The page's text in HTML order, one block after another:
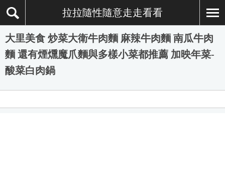
拉拉隨性隨意走走看看
大里美食 炒菜大衛牛肉麵 麻辣牛肉麵 南瓜牛肉
麵 還有煙燻魔爪麵與多樣小菜都推薦 加映年菜-
酸菜白肉鍋